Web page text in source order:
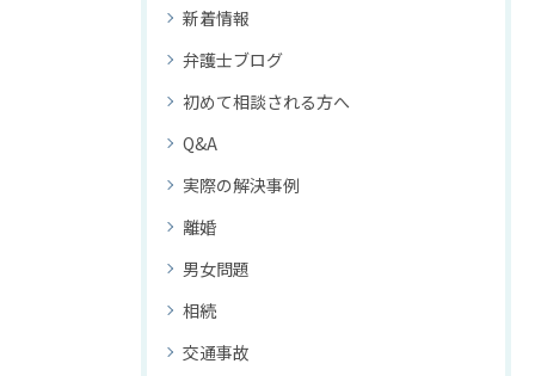
新着情報
弁護士ブログ
初めて相談される方へ
Q&A
実際の解決事例
離婚
男女問題
相続
交通事故